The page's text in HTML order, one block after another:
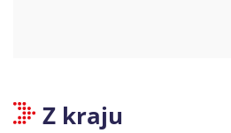
Z kraju